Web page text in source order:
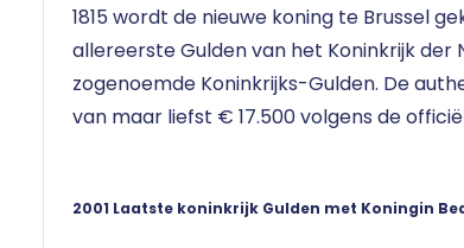
1815 wordt de nieuwe koning te Brussel
allereerste Gulden van het Koninkrijk der
zogenoemde Koninkrijks-Gulden. De
van maar liefst € 17.500 volgens de
2001 Laatste koninkrijk Gulden met Koningin